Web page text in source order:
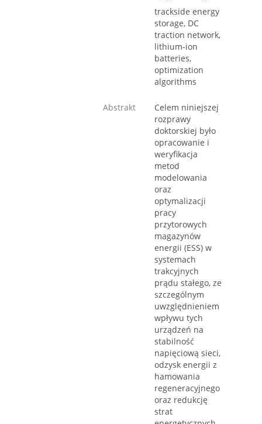
trackside energy
storage, DC
traction network,
lithium-ion
batteries,
optimization
algorithms
Abstrakt
Celem niniejszej
rozprawy
doktorskiej było
opracowanie i
weryfikacja
metod
modelowania
oraz
optymalizacji
pracy
przytorowych
magazynów
energii (ESS) w
systemach
trakcyjnych
prądu stałego, ze
szczególnym
uwzględnieniem
wpływu tych
urządzeń na
stabilność
napięciową sieci,
odzysk energii z
hamowania
regeneracyjnego
oraz redukcję
strat